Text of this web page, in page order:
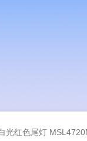
光红色尾灯